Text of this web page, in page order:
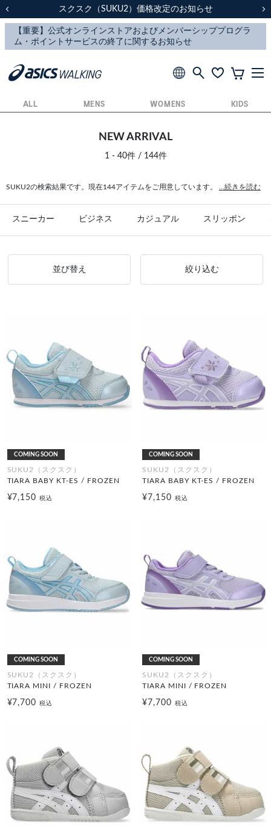
スクスク（SUKU2）価格改定のお知らせ
配送に関するお知らせ
スクスク（SUKU2）価格改定のお知らせ
配送に関するお知らせ
ALL MENS WOMENS KIDS
NEW ARRIVAL
1 - 40件 / 144件
SUKU2の検索結果です。現在144アイテムをご用意しています。 ...続きを読む
スニーカー ビジネス カジュアル スリッポン
並び替え 絞り込む
COMING SOON
SUKU2（スクスク）
TIARA BABY KT-ES / FROZEN
¥7,150税込
COMING SOON
SUKU2（スクスク）
TIARA BABY KT-ES / FROZEN
¥7,150 税込
COMING SOON
SUKU2（スクスク）
TIARA MINI / FROZEN
¥7,700税込
COMING SOON
SUKU2（スクスク）
TIARA MINI / FROZEN
¥7,700 税込